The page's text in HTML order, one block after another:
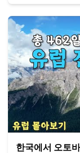
한국에서 오토